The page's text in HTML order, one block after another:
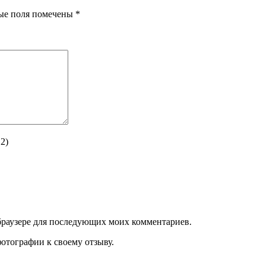
поля помечены *
для последующих моих комментариев.
к своему отзыву.